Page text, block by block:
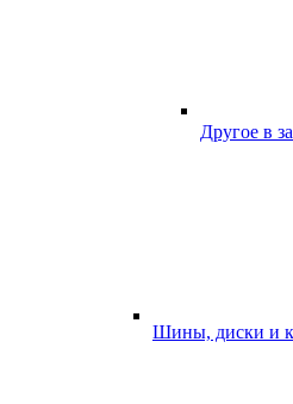
Другое в
Шины, диски и